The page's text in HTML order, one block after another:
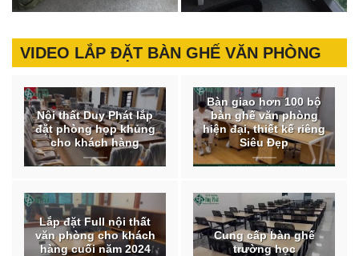
VIDEO LẮP ĐẶT BÀN GHẾ VĂN PHÒNG
Nội thất Duy Phát lắp
đặt phòng họp khủng
cho khách hàng
Bàn giao hơn 100 bộ
bàn ghế văn phòng
hiện đại, thiết kế riêng
Siêu Đẹp
Lắp đặt Full nội thất
văn phòng cho khách
hàng cuối năm 2024
Cung cấp bàn ghế
trường học